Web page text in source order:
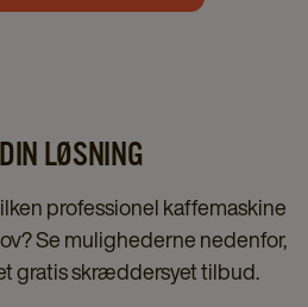
LØSNING
professionel kaffemaskine
Se mulighederne nedenfor,
gratis skræddersyet tilbud.